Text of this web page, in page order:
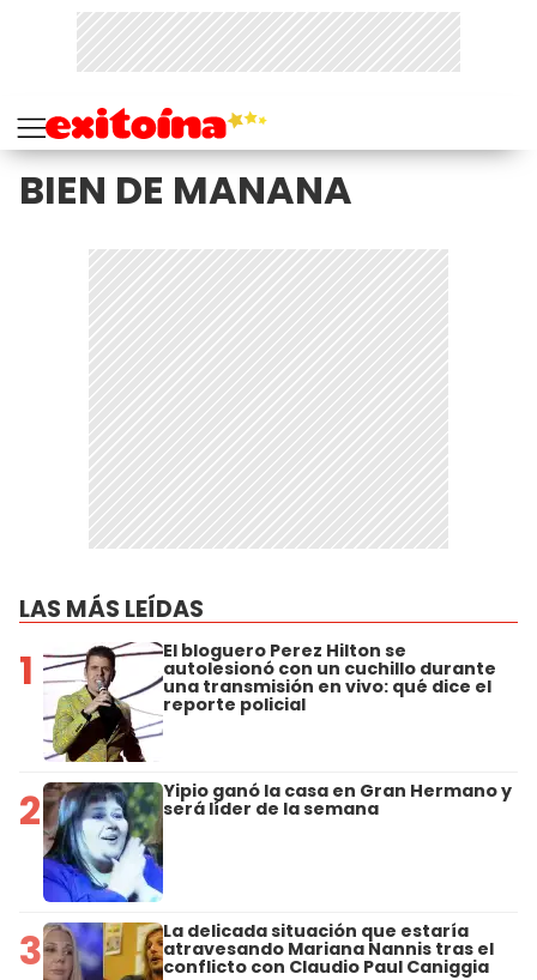
BIEN DE MANANA
LAS MÁS LEÍDAS
1 El bloguero Perez Hilton se
autolesionó con un cuchillo durante
una transmisión en vivo: qué dice el
reporte policial
2 Yipio ganó la casa en Gran Hermano y
será líder de la semana
3 La delicada situación que estaría
atravesando Mariana Nannis tras el
conflicto con Claudio Paul Caniggia